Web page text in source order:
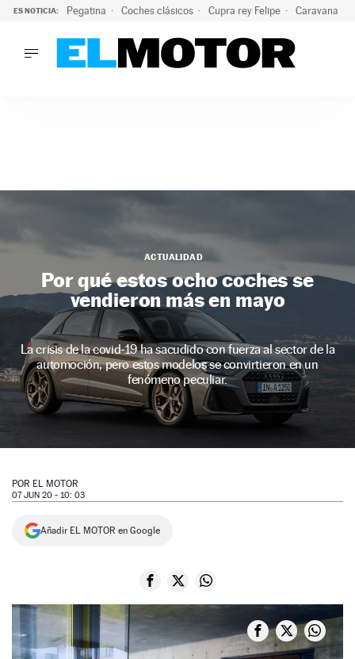
ES NOTICIA: Pegatina Coches clásicos Cupra rey Felipe Caravana
MOTOS
SUPERCOCHES
SERVICIOS
NEWSLETTER
ACTUALIDAD
Por qué estos ocho coches se
vendieron más en mayo
La crisis de la covid-19 ha sacudido con fuerza al sector de la
automoción, pero estos modelos se convirtieron en un
fenómeno peculiar.
POR EL MOTOR
07 JUN 20 - 10: 03
Añadir EL MOTOR en Google